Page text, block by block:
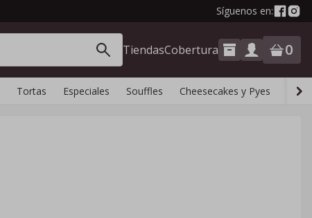
Síguenos en:
TiendasCobertura 0
Tortas Especiales Souffles Cheesecakes y Pyes